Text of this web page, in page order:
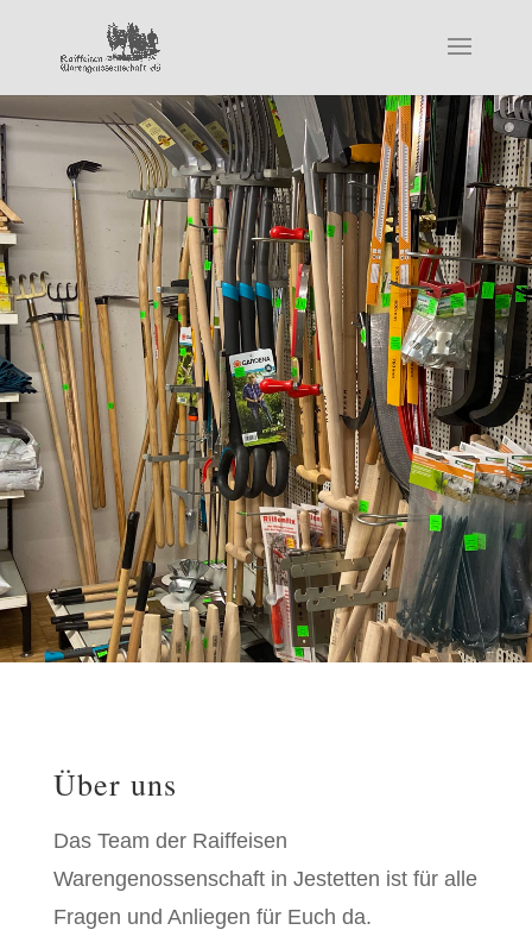
Über uns
Das Team der Raiffeisen
Warengenossenschaft in Jestetten ist für alle
Fragen und Anliegen für Euch da.